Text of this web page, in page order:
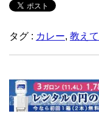
タグ : カレー, 教え